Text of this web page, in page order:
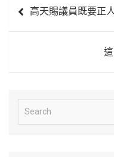
章
高天賜議員既要正
e